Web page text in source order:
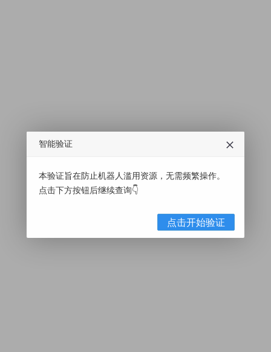
智能验证
本验证旨在防止机器人滥用资源，无需频繁操作。
点击下方按钮后继续查询👇
点击开始验证